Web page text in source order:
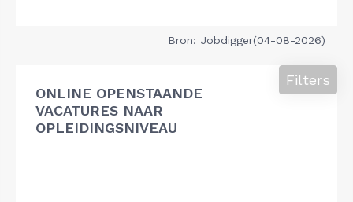
Bron: Jobdigger(04-08-2026)
ONLINE OPENSTAANDE
VACATURES NAAR
OPLEIDINGSNIVEAU
Filters